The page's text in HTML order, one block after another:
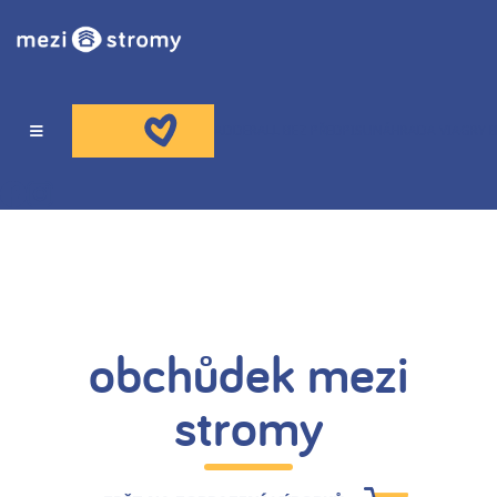
O NÁS
PORADNA
obchůdek mezi
stromy